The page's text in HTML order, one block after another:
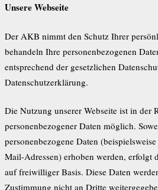
Unsere Webseite
Der AKB nimmt den Schutz Ihrer
behandeln Ihre personenbezogenen
entsprechend der gesetzlichen
Datenschutzerklärung.
Die Nutzung unserer Webseite ist in der
personenbezogener Daten möglich.
personenbezogene Daten
Mail-Adressen) erhoben werden, erfolgt
auf freiwilliger Basis. Diese Daten
Zustimmung nicht an Dritte